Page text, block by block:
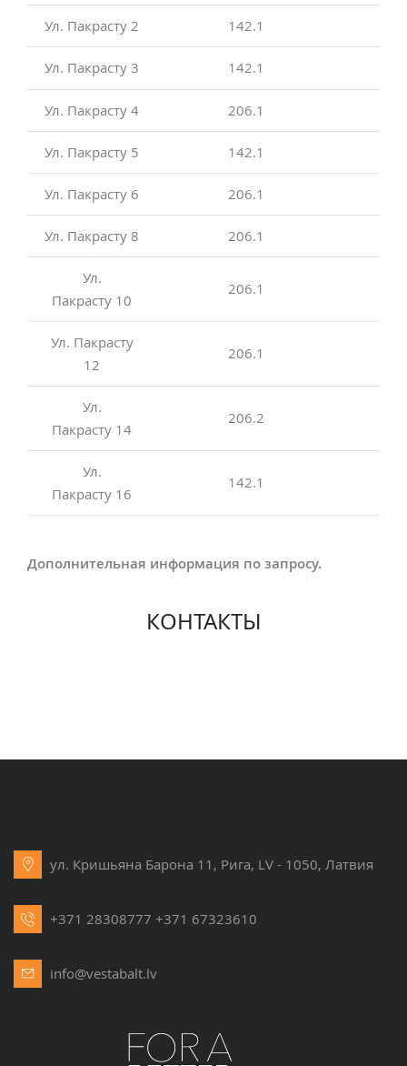
Ул. Пакрасту 2 142.1
Ул. Пакрасту 3 142.1
Ул. Пакрасту 4 206.1
Ул. Пакрасту 5 142.1
Ул. Пакрасту 6 206.1
Ул. Пакрасту 8 206.1
Ул.
Пакрасту 10
206.1
Ул. Пакрасту
12
206.1
Ул.
Пакрасту 14
206.2
Ул.
Пакрасту 16
142.1
Дополнительная информация по запросу.
КОНТАКТЫ
ул. Кришьяна Барона 11, Рига, LV - 1050, Латвия
+371 28308777 +371 67323610
info@vestabalt.lv